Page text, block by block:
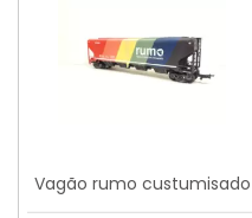
Vagão rumo custumisado